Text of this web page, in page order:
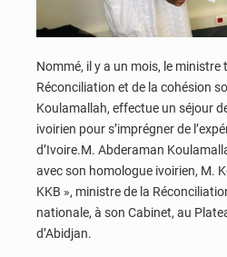
Nommé, il y a un mois, le ministre
Réconciliation et de la cohésion
Koulamallah, effectue un séjour
ivoirien pour s’imprégner de
d’Ivoire.M. Abderaman
avec son homologue ivoirien, M.
KKB », ministre de la
nationale, à son Cabinet, au
d’Abidjan.